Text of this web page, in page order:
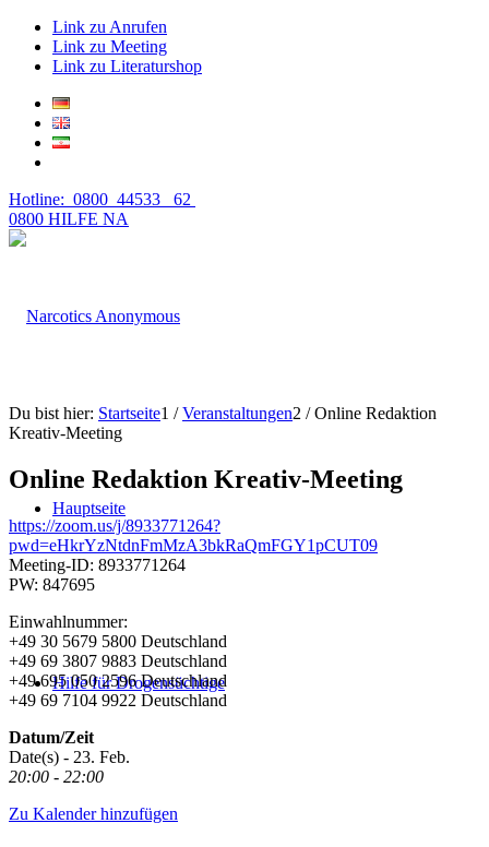
Link zu Anrufen
Link zu Meeting
Link zu Literaturshop
Hotline: 0800 44533 62
0800 HILFE NA
Hauptseite
Hilfe für Drogensüchtige
Du bist hier: Startseite1 / Veranstaltungen2 / Online Redaktion
Kreativ-Meeting
Online Redaktion Kreativ-Meeting
https://zoom.us/j/8933771264?
pwd=eHkrYzNtdnFmMzA3bkRaQmFGY1pCUT09
Meeting-ID: 8933771264
PW: 847695
Einwahlnummer:
+49 30 5679 5800 Deutschland
+49 69 3807 9883 Deutschland
+49 695 050 2596 Deutschland
+49 69 7104 9922 Deutschland
Datum/Zeit
Date(s) - 23. Feb.
20:00 - 22:00
Zu Kalender hinzufügen